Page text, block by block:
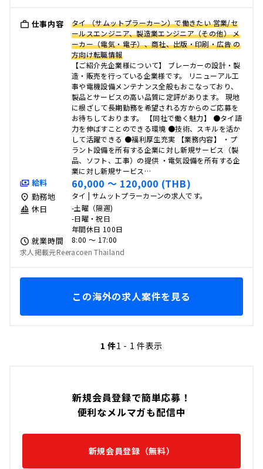
新規会員登録で簡単応募！
便利なメルマガも配信中
新規会員登録（無料）
仕事内容
タイ （サムットプラーカーン）で働きたい 営業/セ
ールスエンジニア、製造業エンジニア（その他） メ
ーカー（電気・電子）、商社、出版・印刷・広告 の
方向け転職情報
【ご紹介先企業様について】 ブレーカーの設計・製
造・販売を行っている企業様です。 リニューアル工
事や電機設備メンテナンス全般もおこなっており、
製品とサービスの高い品質に定評があります。 現地
に根ざして長期勤務を希望される方からのご応募を
お待ちしております。 【同社で働く魅力】 ●タイ語
力を伸ばすことのできる環境 ●技術、スキルを活か
して活躍できる ●福利厚生充実 【業務内容】 ・プ
ラント設備を所有する企業に対し新規サービス（製
品、ソフト、工事）の提供 ・電気設備を所有する企
業に対し新規サービス…
給料 60,000 〜 120,000 (THB)
勤務地 タイ | サムットプラーカーンの求人です。
休日
-土曜（隔週)
-日曜・祝日
年間休日 100日
就業時間
8:00 〜 17:00
求人掲載元Reeracoen Thailand
この海外の求人案件を見る
1 件1 - 1 件表示